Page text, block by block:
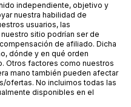
independiente, objetivo y
nuestra habilidad de
usuarios, las
sitio podrían ser de
de afiliado. Dicha
dónde y en qué orden
Otros factores como nuestros
mano también pueden afectar
ofertas. No incluimos todas las
disponibles en el